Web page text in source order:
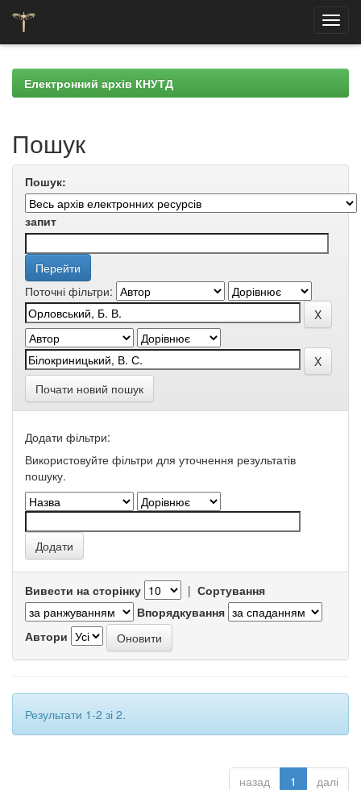
navigationЕлектронний архів КНУТД
Пошук
Пошук:
запит
Поточні фільтри:
Почати новий пошук
Додати фільтри:
Використовуйте фільтри для уточнення результатів
пошуку.
Вивести на сторінку | Сортування
Впорядкування
Автори
Результати 1-2 зі 2.
назад 1 далі